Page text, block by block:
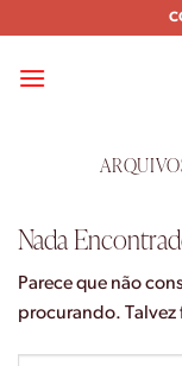
content
Nada
Parece que não
procurando. Talvez